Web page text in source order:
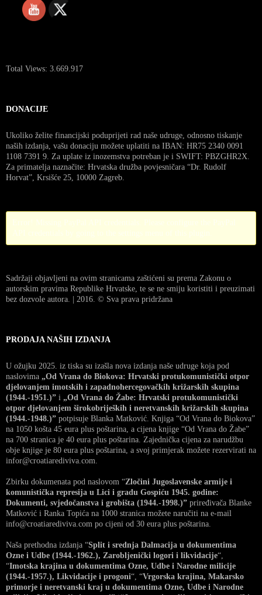
Total Views: 3.669.917
DONACIJE
Ukoliko želite financijski poduprijeti rad naše udruge, odnosno tiskanje
naših izdanja, vašu donaciju možete uplatiti na IBAN: HR75 2340 0091
1108 7391 9. Za uplate iz inozemstva potreban je i SWIFT: PBZGHR2X.
Za primatelja naznačite: Hrvatska družba povjesničara “Dr. Rudolf
Horvat”, Krsišće 25, 10000 Zagreb.
Sadržaji objavljeni na ovim stranicama zaštićeni su prema Zakonu o
autorskim pravima Republike Hrvatske, te se ne smiju koristiti i preuzimati
bez dozvole autora. | 2016. © Sva prava pridržana
PRODAJA NAŠIH IZDANJA
U ožujku 2025. iz tiska su izašla nova izdanja naše udruge koja pod
naslovima „Od Vrana do Biokova: Hrvatski protukomunistički otpor
djelovanjem imotskih i zapadnohercegovačkih križarskih skupina
(1944.-1951.)” i „Od Vrana do Žabe: Hrvatski protukomunistički
otpor djelovanjem širokobrijeških i neretvanskih križarskih skupina
(1944.-1948.)” potpisuje Blanka Matković. Knjiga “Od Vrana do Biokova”
na 1050 košta 45 eura plus poštarina, a cijena knjige “Od Vrana do Žabe”
na 700 stranica je 40 eura plus poštarina. Zajednička cijena za narudžbu
obje knjige je 80 eura plus poštarina, a svoj primjerak možete rezervirati na
infor@croatiarediviva.com.
Zbirku dokumenata pod naslovom “Zločini Jugoslavenske armije i
komunistička represija u Lici i gradu Gospiću 1945. godine:
Dokumenti, svjedočanstva i grobišta (1944.-1998.)” priređivača Blanke
Matković i Ranka Topića na 1000 stranica možete naručiti na e-mail
info@croatiarediviva.com po cijeni od 30 eura plus poštarina.
Naša prethodna izdanja “Split i srednja Dalmacija u dokumentima
Ozne i Udbe (1944.-1962.), Zarobljenički logori i likvidacije“,
“Imotska krajina u dokumentima Ozne, Udbe i Narodne milicije
(1944.-1957.), Likvidacije i progoni“, “Vrgorska krajina, Makarsko
primorje i neretvanski kraj u dokumentima Ozne, Udbe i Narodne